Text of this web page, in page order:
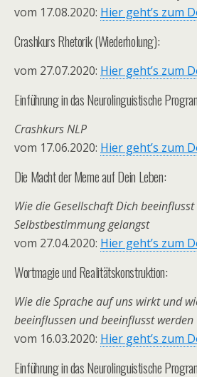
vom 17.08.2020: Hier geht’s zum
Crashkurs Rhetorik (Wiederholung):
vom 27.07.2020: Hier geht’s zum
Einführung in das Neurolinguistische
Crashkurs NLP
vom 17.06.2020: Hier geht’s zum
Die Macht der Meme auf Dein Leben:
Wie die Gesellschaft Dich
Selbstbestimmung gelangst
vom 27.04.2020: Hier geht’s zum
Wortmagie und Realitätskonstruktion:
Wie die Sprache auf uns wirkt und
beeinflussen und beeinflusst werden
vom 16.03.2020: Hier geht’s zum
Einführung in das Neurolinguistische